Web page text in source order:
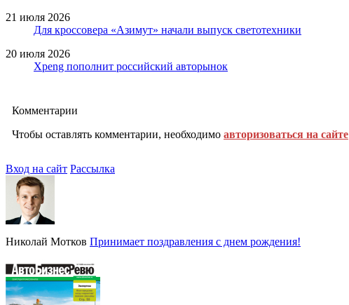
21 июля 2026
Для кроссовера «Азимут» начали выпуск светотехники
20 июля 2026
Xpeng пополнит российский авторынок
Комментарии
Чтобы оставлять комментарии, необходимо авторизоваться на сайте
Вход на сайт Рассылка
Николай Мотков Принимает поздравления с днем рождения!